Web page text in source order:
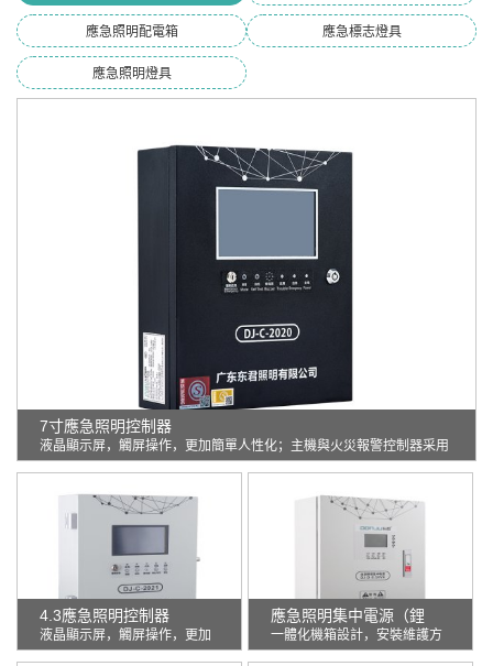
應急照明配電箱 應急標志燈具
應急照明燈具
7寸應急照明控制器
液晶顯示屏，觸屏操作，更加簡單人性化；主機與火災報警控制器采用
干接點信號連接。主機與EPS采用1.5平方雙絞線通訊。線分正負極主
4.3應急照明控制器
液晶顯示屏，觸屏操作，更加
簡單人性化；主機與火災報警
應急照明集中電源（鋰
電）
一體化機箱設計，安裝維護方
便；采用恒流限壓，浮充電的